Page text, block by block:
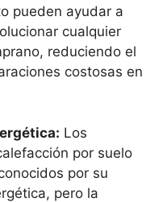
pueden ayudar a
cualquier
reduciendo el
costosas en
Los
por suelo
por su
pero la